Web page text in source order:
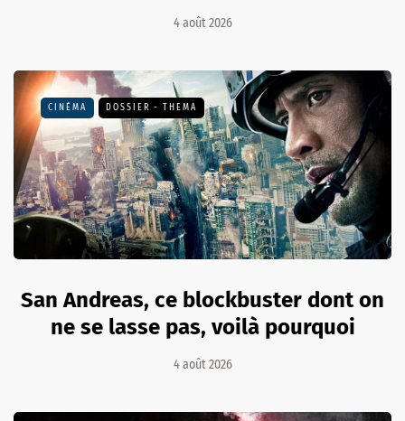
4 août 2026
CINÉMA DOSSIER - THEMA
San Andreas, ce blockbuster dont on
ne se lasse pas, voilà pourquoi
4 août 2026